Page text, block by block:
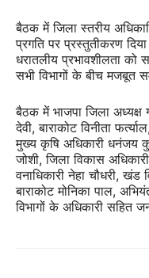
बैठक में जिला स्तरीय
प्रगति पर प्रस्तुतीकरण
धरातलीय प्रभावशीलता को
सभी विभागों के बीच मजबूत
बैठक में भाजपा जिला अध्यक्ष
देवी, बाराकोट विनीता
मुख्य कृषि अधिकारी धनंजय
जोशी, जिला विकास
वनाधिकारी नेहा चौधरी,
बाराकोट मोनिका पाल,
विभागों के अधिकारी सहित